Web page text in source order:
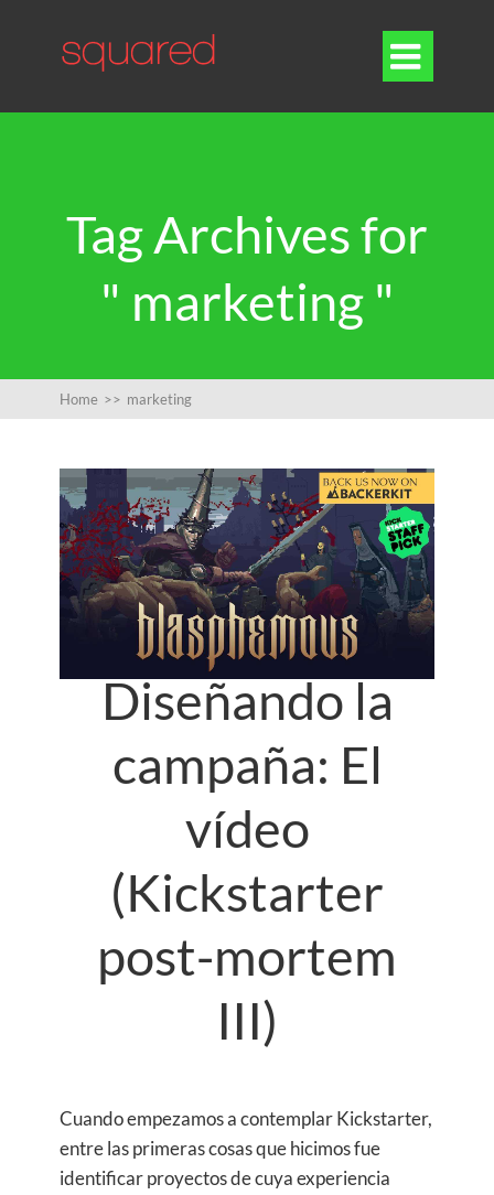

Tag Archives for
" marketing "
Home >> marketing
Diseñando la
campaña: El
vídeo
(Kickstarter
post-mortem
III)
Cuando empezamos a contemplar Kickstarter,
entre las primeras cosas que hicimos fue
identificar proyectos de cuya experiencia